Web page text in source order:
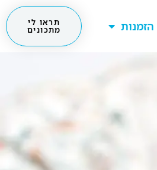
הזמנות תראו לי
מתכונים